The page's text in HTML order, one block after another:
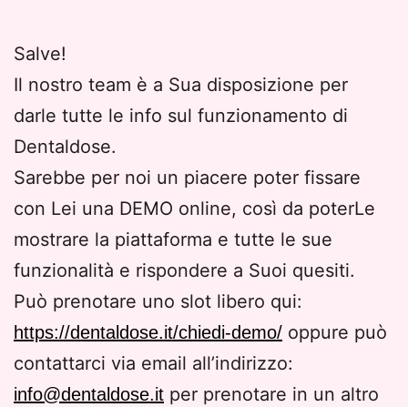
Salve!
Il nostro team è a Sua disposizione per
darle tutte le info sul funzionamento di
Dentaldose.
Sarebbe per noi un piacere poter fissare
con Lei una DEMO online, così da poterLe
mostrare la piattaforma e tutte le sue
funzionalità e rispondere a Suoi quesiti.
Può prenotare uno slot libero qui:
https://dentaldose.it/chiedi-demo/ oppure può
contattarci via email all’indirizzo:
info@dentaldose.it per prenotare in un altro